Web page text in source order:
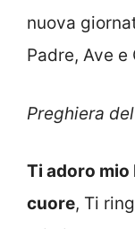
nuova
Padre, Ave e
Preghiera
Ti adoro mio
cuore, Ti